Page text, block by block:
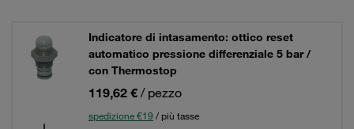
Indicatore di intasamento: ottico reset
automatico pressione differenziale 5 bar /
con Thermostop
119,62 € / pezzo
spedizione €19 / più tasse